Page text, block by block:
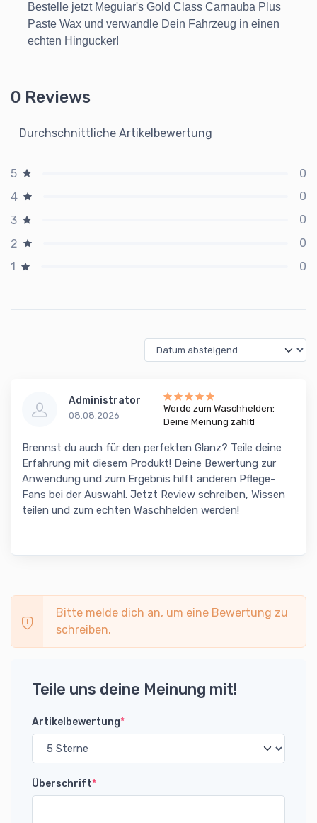
Bestelle jetzt Meguiar's Gold Class Carnauba Plus
Paste Wax und verwandle Dein Fahrzeug in einen
echten Hingucker!
0 Reviews
Durchschnittliche Artikelbewertung
5
0
4
0
3
0
2
0
1
0
Administrator
08.08.2026
Werde zum Waschhelden:
Deine Meinung zählt!
Brennst du auch für den perfekten Glanz? Teile deine
Erfahrung mit diesem Produkt! Deine Bewertung zur
Anwendung und zum Ergebnis hilft anderen Pflege-
Fans bei der Auswahl. Jetzt Review schreiben, Wissen
teilen und zum echten Waschhelden werden!
Bitte melde dich an, um eine Bewertung zu
schreiben.
Teile uns deine Meinung mit!
Artikelbewertung*
Überschrift*